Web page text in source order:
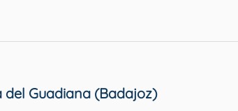
del Guadiana (Badajoz)